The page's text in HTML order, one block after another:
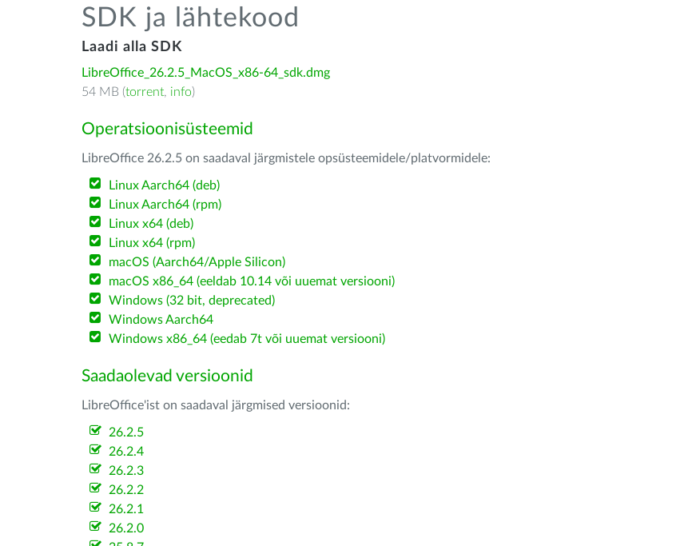
SDK ja lähtekood
Laadi alla SDK
LibreOffice_26.2.5_MacOS_x86-64_sdk.dmg
54 MB (torrent, info)
Operatsioonisüsteemid
LibreOffice 26.2.5 on saadaval järgmistele opsüsteemidele/platvormidele:
Linux Aarch64 (deb)
Linux Aarch64 (rpm)
Linux x64 (deb)
Linux x64 (rpm)
macOS (Aarch64/Apple Silicon)
macOS x86_64 (eeldab 10.14 või uuemat versiooni)
Windows (32 bit, deprecated)
Windows Aarch64
Windows x86_64 (eedab 7t või uuemat versiooni)
Saadaolevad versioonid
LibreOffice'ist on saadaval järgmised versioonid:
26.2.5
26.2.4
26.2.3
26.2.2
26.2.1
26.2.0